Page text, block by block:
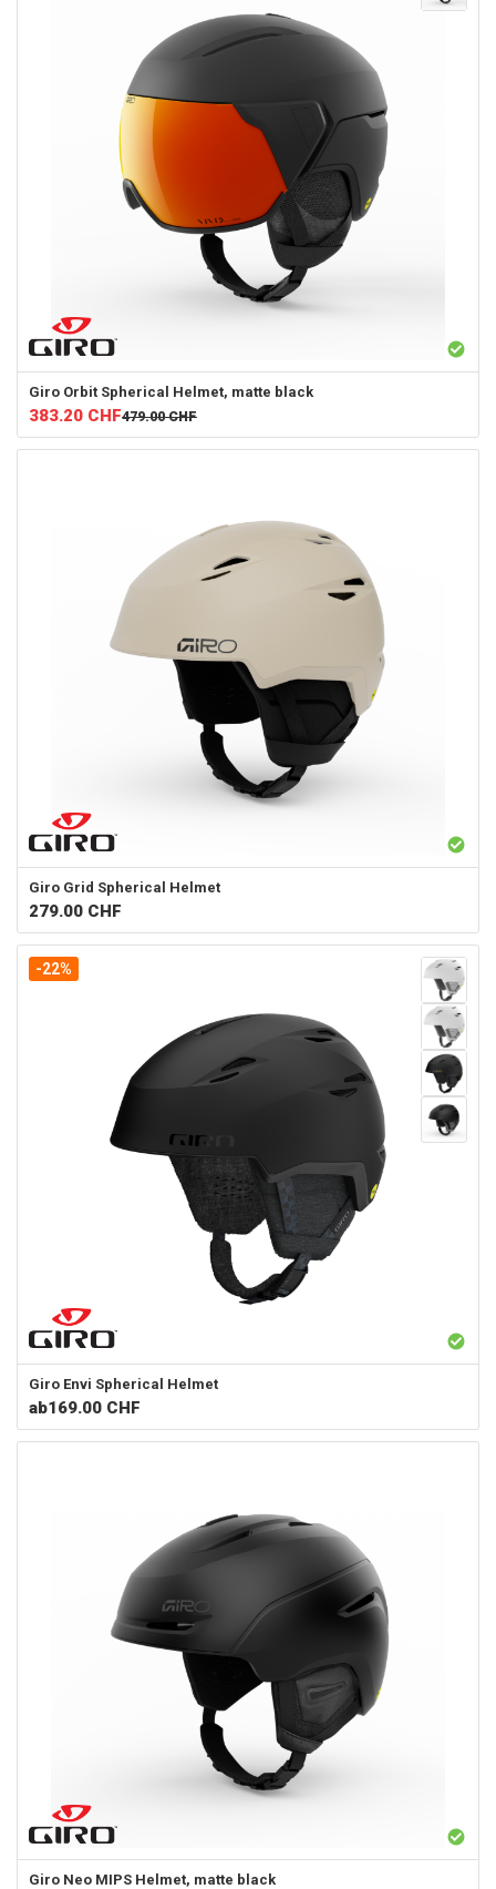
Giro Orbit Spherical Helmet, matte black
383.20 CHF479.00 CHF
Giro Grid Spherical Helmet
279.00 CHF
-22%
Giro Envi Spherical Helmet
ab169.00 CHF
Giro Neo MIPS Helmet, matte black